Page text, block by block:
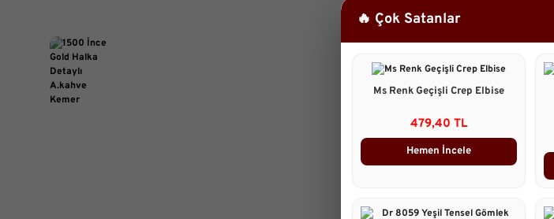
🔥 Çok Satanlar
Ms Renk Geçişli Crep Elbise
479,40 TL
Hemen İncele